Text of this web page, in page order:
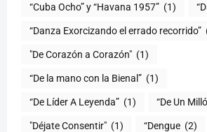
“Cuba Ocho” y “Havana 1957” (1)
“Danza Exorcizando el errado recorrido”
"De Corazón a Corazón" (1)
(1)
“De Líder A Leyenda” (1) “De Un
"Déjate Consentir" (1) “Dengue (2)